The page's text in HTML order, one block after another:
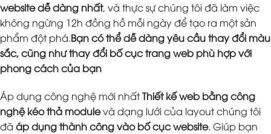
website dễ dàng nhất, và thực sự chúng tôi đã làm việc
không ngừng 12h đồng hồ mỗi ngày để tạo ra một sản
phẩm đột phá.Bạn có thể dễ dàng yêu cầu thay đổi màu
sắc, cũng như thay đổi bố cục trang web phù hợp với
phong cách của bạn
Áp dụng công nghệ mới nhấtThiết kế web bằng công
nghệ kéo thả modulevà dạng lưới của layout chúng tôi
đã áp dụng thành công vào bố cục website. Giúp bạn